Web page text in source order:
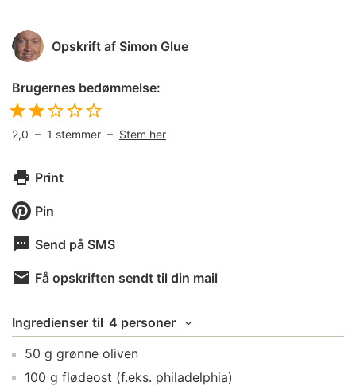
Opskrift af Simon Glue
Brugernes bedømmelse:
2,0 – 1 stemmer – Stem her
Print
Pin
Send på SMS
Få opskriften sendt til din mail
Ingredienser til 4 personer
50 g grønne oliven
100 g flødeost (f.eks. philadelphia)